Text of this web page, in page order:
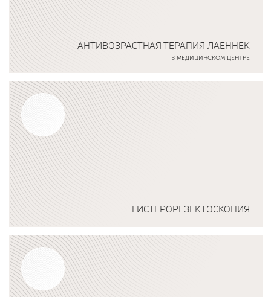
АНТИВОЗРАСТНАЯ ТЕРАПИЯ ЛАЕННЕК
В МЕДИЦИНСКОМ ЦЕНТРЕ
Подробнее о программе
ГИСТЕРОРЕЗЕКТОСКОПИЯ
Подробнее о программе